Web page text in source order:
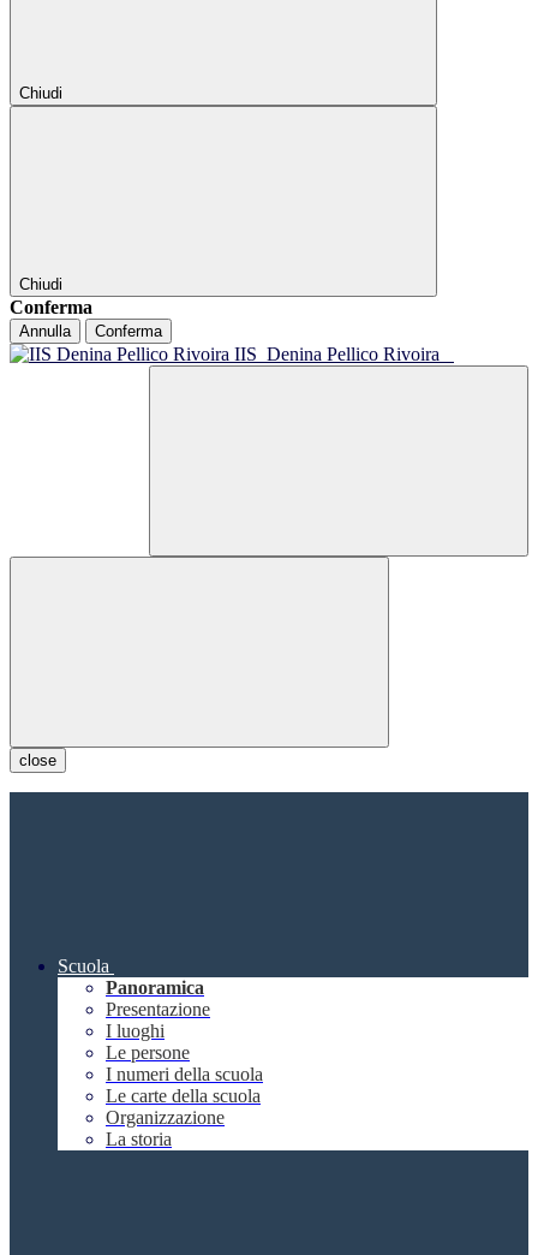
Chiudi
Chiudi
Conferma
Annulla Conferma
IIS Denina Pellico Rivoira
close
Scuola
Panoramica
Presentazione
I luoghi
Le persone
I numeri della scuola
Le carte della scuola
Organizzazione
La storia